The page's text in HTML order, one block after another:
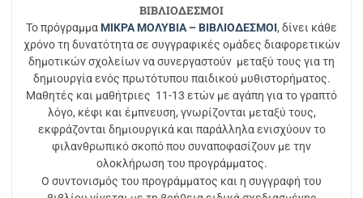
ΒΙΒΛΙΟΔΕΣΜΟΙ
Το πρόγραμμα ΜΙΚΡΑ ΜΟΛΥΒΙΑ – ΒΙΒΛΙΟΔΕΣΜΟΙ, δίνει κάθε
χρόνο τη δυνατότητα σε συγγραφικές ομάδες διαφορετικών
δημοτικών σχολείων να συνεργαστούν μεταξύ τους για τη
δημιουργία ενός πρωτότυπου παιδικού μυθιστορήματος.
Μαθητές και μαθήτριες 11-13 ετών με αγάπη για το γραπτό
λόγο, κέφι και έμπνευση, γνωρίζονται μεταξύ τους,
εκφράζονται δημιουργικά και παράλληλα ενισχύουν το
φιλανθρωπικό σκοπό που συναποφασίζουν με την
ολοκλήρωση του προγράμματος.
Ο συντονισμός του προγράμματος και η συγγραφή του